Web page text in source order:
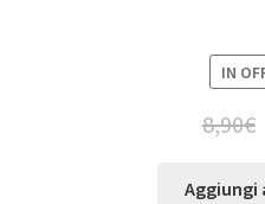
IN
8,90€
Aggiungi